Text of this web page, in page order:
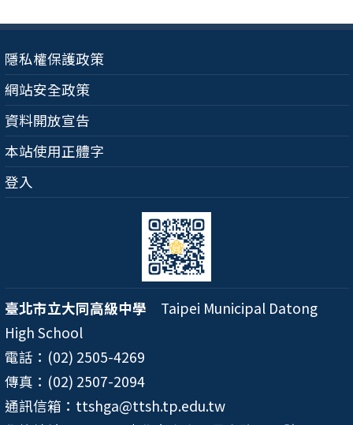
隱私權保護政策
網站安全政策
資料開放宣告
本站使用正體字
登入
臺北市立大同高級中學 Taipei Municipal Datong
High School
電話：(02) 2505-4269
傳真：(02) 2507-2094
通訊信箱：ttshga@ttsh.tp.edu.tw